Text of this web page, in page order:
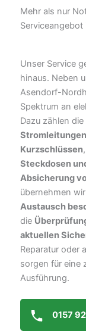
Mehr als nur
Unser Service
hinaus. Neben
Asendorf-
Spektrum an
Dazu zählen die
Stromleitungen
Kurzschlüssen
Steckdosen
Absicherung
übernehmen
Austausch
die
aktuellen
Reparatur oder
sorgen für eine
Ausführung.
0157